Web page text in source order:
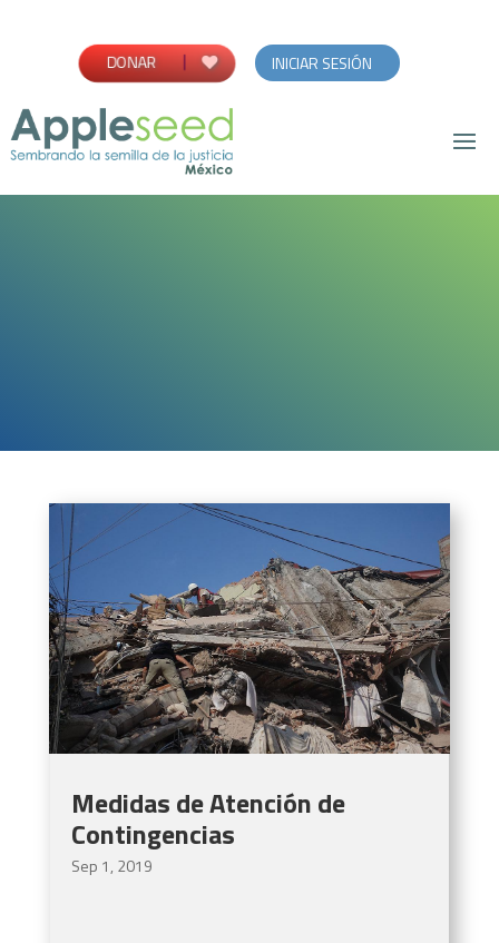
DONAR INICIAR SESIÓN
Medidas de Atención de
Contingencias
Sep 1, 2019